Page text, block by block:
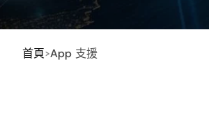
首頁 App 支援